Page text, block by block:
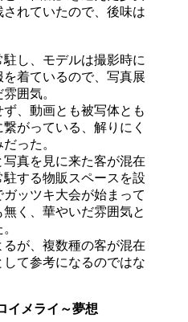
れていたので、後味は
し、モデルは撮影時に
着ているので、写真展
囲気。
、動画とも被写体とも
がっている、解りにく
った。
真を見に来た客が混在
する物販スペースを設
ッツキ大会が始まって
く、華やいだ雰囲気と
が、複数種の客が混在
て参考になるのではな
メライ～夢想